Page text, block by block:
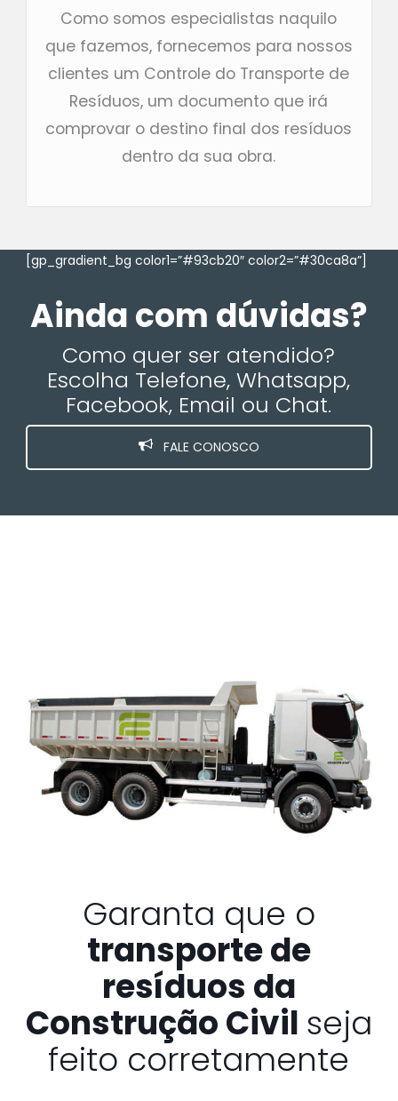
Como somos especialistas naquilo
que fazemos, fornecemos para nossos
clientes um Controle do Transporte de
Resíduos, um documento que irá
comprovar o destino final dos resíduos
dentro da sua obra.
[gp_gradient_bg color1=”#93cb20″ color2=”#30ca8a”]
Ainda com dúvidas?
Como quer ser atendido?
Escolha Telefone, Whatsapp,
Facebook, Email ou Chat.
FALE CONOSCO
Garanta que o
transporte de
resíduos da
Construção Civil seja
feito corretamente